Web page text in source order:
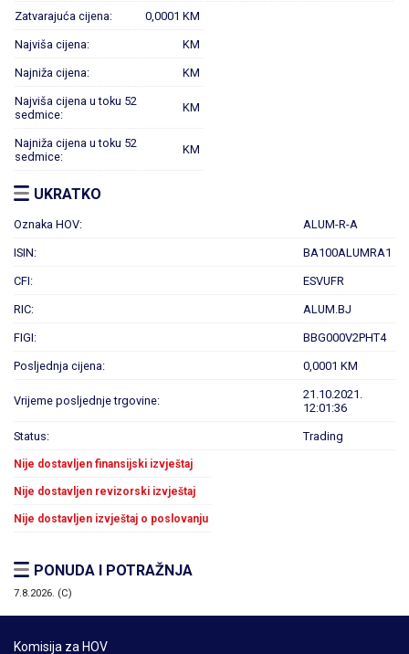
Zatvarajuća cijena: 0,0001 KM
Najviša cijena: KM
Najniža cijena: KM
Najviša cijena u toku 52
sedmice:
KM
Najniža cijena u toku 52
sedmice:
KM
UKRATKO
Oznaka HOV: ALUM-R-A
ISIN: BA100ALUMRA1
CFI: ESVUFR
RIC: ALUM.BJ
FIGI: BBG000V2PHT4
Posljednja cijena: 0,0001 KM
Vrijeme posljednje trgovine:
21.10.2021.
12:01:36
Status: Trading
Nije dostavljen finansijski izvještaj
Nije dostavljen revizorski izvještaj
Nije dostavljen izvještaj o poslovanju
PONUDA I POTRAŽNJA
7.8.2026. (C)
Komisija za HOV